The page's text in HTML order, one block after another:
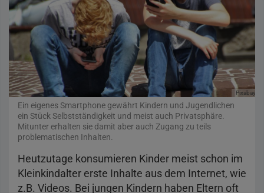
Pixabay
Ein eigenes Smartphone gewährt Kindern und Jugendlichen
ein Stück Selbstständigkeit und meist auch Privatsphäre.
Mitunter erhalten sie damit aber auch Zugang zu teils
problematischen Inhalten.
Heutzutage konsumieren Kinder meist schon im
Kleinkindalter erste Inhalte aus dem Internet, wie
z.B. Videos. Bei jungen Kindern haben Eltern oft